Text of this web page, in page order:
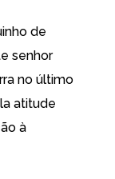
de
senhor
no último
atitude
à